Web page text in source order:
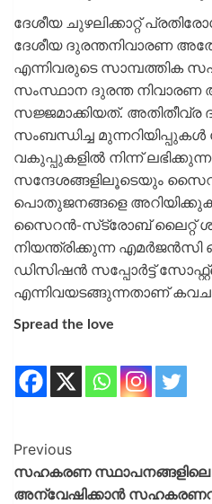
ദേശീയ ചുഴലിക്കാറ്റ്
ദേശീയ ദുരന്തനിവാരണ
എന്നിവരുടെ സാമ്പത്തിക
സംസ്ഥാന ദുരന്ത നിവാരണ
സജ്ജമാക്കിയത്. അതിതീവ്ര
സംബന്ധിച്ച
വകുപ്പുകളിൽ നിന്ന്
സന്ദേശങ്ങളിലൂടെയും
പൊതുജനങ്ങളെ
സൈറൻ-സ്‌ട്രോബ് ലൈറ്റ്
നിയന്ത്രിക്കുന്ന
ഡിസിഷൻ സപ്പോർട്ട്
എന്നിവയടങ്ങുന്നതാണ്
Spread the love
Previous
സഹകരണ സ്ഥാപനങ്ങളിലെ
അന്വേഷിക്കാന്‍